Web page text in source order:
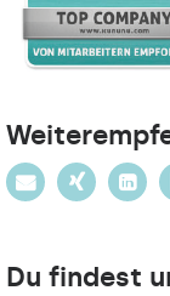
Du findest